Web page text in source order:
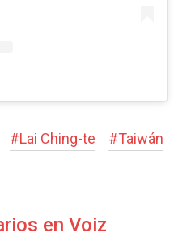
#Lai Ching-te #Taiwán
en Voiz